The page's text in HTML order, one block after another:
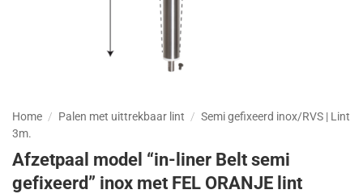
Home / Palen met uittrekbaar lint / Semi gefixeerd inox/RVS | Lint
3m.
Afzetpaal model “in-liner Belt semi
gefixeerd” inox met FEL ORANJE lint